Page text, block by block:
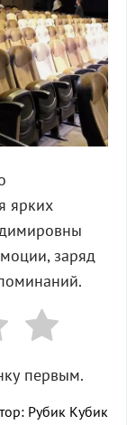
ярких
заряд
первым.
Рубик Кубик